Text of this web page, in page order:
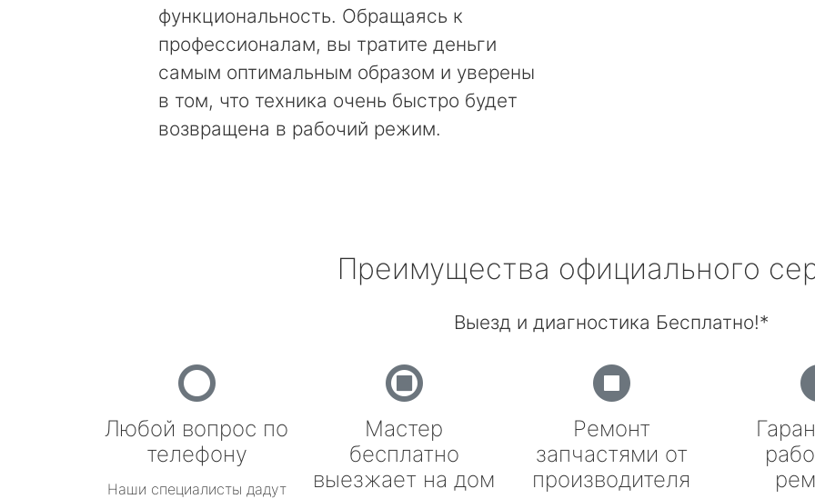
функциональность. Обращаясь к
профессионалам, вы тратите деньги
самым оптимальным образом и уверены
в том, что техника очень быстро будет
возвращена в рабочий режим.
Преимущества официального
Выезд и диагностика Бесплатно!*
Любой вопрос по
телефону
Наши специалисты дадут
Мастер
бесплатно
выезжает на дом
Ремонт
запчастями от
производителя